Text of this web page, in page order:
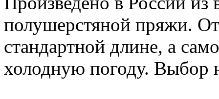
полушерстяной пряжи.
стандартной длине, а
холодную погоду. Выбор